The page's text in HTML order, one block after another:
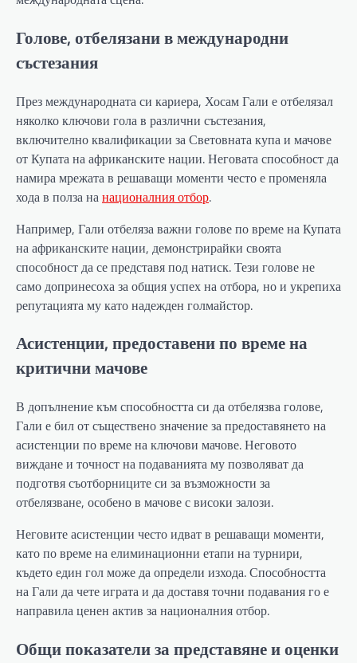
Голове, отбелязани в международни
състезания
През международната си кариера, Хосам Гали е отбелязал
няколко ключови гола в различни състезания,
включително квалификации за Световната купа и мачове
от Купата на африканските нации. Неговата способност да
намира мрежата в решаващи моменти често е променяла
хода в полза нанационалния отбор.
Например, Гали отбеляза важни голове по време на Купата
на африканските нации, демонстрирайки своята
способност да се представя под натиск. Тези голове не
само допринесоха за общия успех на отбора, но и укрепиха
репутацията му като надежден голмайстор.
Асистенции, предоставени по време на
критични мачове
В допълнение към способността си да отбелязва голове,
Гали е бил от съществено значение за предоставянето на
асистенции по време на ключови мачове. Неговото
виждане и точност на подаванията му позволяват да
подготвя съотборниците си за възможности за
отбелязване, особено в мачове с високи залози.
Неговите асистенции често идват в решаващи моменти,
като по време на елиминационни етапи на турнири,
където един гол може да определи изхода. Способността
на Гали да чете играта и да доставя точни подавания го е
направила ценен актив за националния отбор.
Общи показатели за представяне и оценки